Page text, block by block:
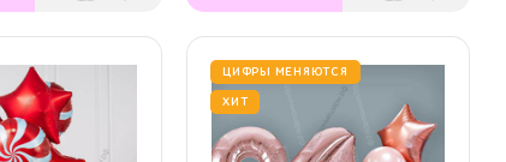
ЦИФРЫ МЕНЯЮТСЯ
ХИТ